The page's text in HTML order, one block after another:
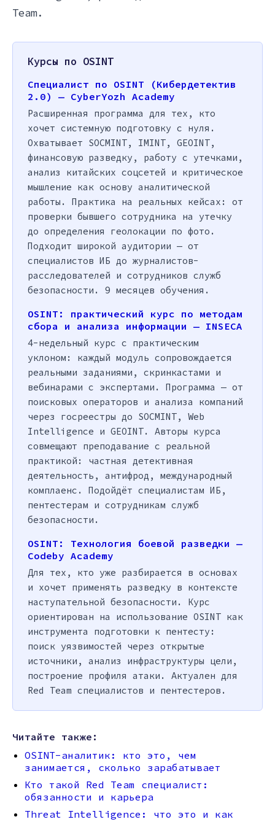
Team.
Курсы по OSINT
Специалист по OSINT (Кибердетектив
2.0) — CyberYozh Academy
Расширенная программа для тех, кто
хочет системную подготовку с нуля.
Охватывает SOCMINT, IMINT, GEOINT,
финансовую разведку, работу с утечками,
анализ китайских соцсетей и критическое
мышление как основу аналитической
работы. Практика на реальных кейсах: от
проверки бывшего сотрудника на утечку
до определения геолокации по фото.
Подходит широкой аудитории — от
специалистов ИБ до журналистов-
расследователей и сотрудников служб
безопасности. 9 месяцев обучения.
OSINT: практический курс по методам
сбора и анализа информации — INSECA
4-недельный курс с практическим
уклоном: каждый модуль сопровождается
реальными заданиями, скринкастами и
вебинарами с экспертами. Программа — от
поисковых операторов и анализа компаний
через госреестры до SOCMINT, Web
Intelligence и GEOINT. Авторы курса
совмещают преподавание с реальной
практикой: частная детективная
деятельность, антифрод, международный
комплаенс. Подойдёт специалистам ИБ,
пентестерам и сотрудникам служб
безопасности.
OSINT: Технология боевой разведки —
Codeby Academy
Для тех, кто уже разбирается в основах
и хочет применять разведку в контексте
наступательной безопасности. Курс
ориентирован на использование OSINT как
инструмента подготовки к пентесту:
поиск уязвимостей через открытые
источники, анализ инфраструктуры цели,
построение профиля атаки. Актуален для
Red Team специалистов и пентестеров.
Читайте также:
OSINT-аналитик: кто это, чем
занимается, сколько зарабатывает
Кто такой Red Team специалист:
обязанности и карьера
Threat Intelligence: что это и как